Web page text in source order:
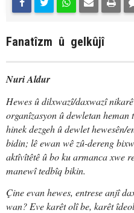
Fanatîzm û gelkûjî
Nuri Aldur
Hewes û dilxwazî/daxwazî
organîzasyon û dewletan
hinek dezgeh û dewlet hewesên/
bidin; lê ewan wê zû-dereng
aktîvîtêtê û bo ku armanca xwe
manewî tedbîq
Çine evan hewes, entrese anjî
wan? Eve karêt olî be, karêt